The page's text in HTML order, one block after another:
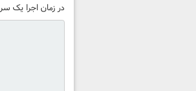
در زمان اجرا یک